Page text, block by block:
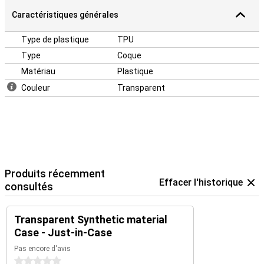
Caractéristiques générales
Type de plastique
TPU
Type
Coque
Matériau
Plastique
Couleur
Transparent
Produits récemment
consultés
Effacer l'historique
Transparent Synthetic material
Case - Just-in-Case
Pas encore d'avis
0 étoiles